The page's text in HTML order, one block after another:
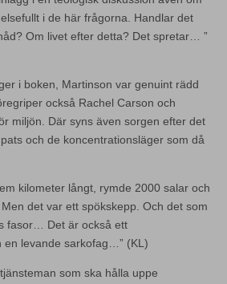
i de här frågorna. Handlar det
Om livet efter detta? Det spretar… ”
i boken, Martinson var genuint rädd
också Rachel Carson och
miljön. Där syns även sorgen efter det
och de koncentrationsläger som då
kilometer långt, rymde 2000 salar och
det var ett spökskepp. Och det som
fasor… Det är också ett
en levande sarkofag…” (KL)
som ska hålla uppe